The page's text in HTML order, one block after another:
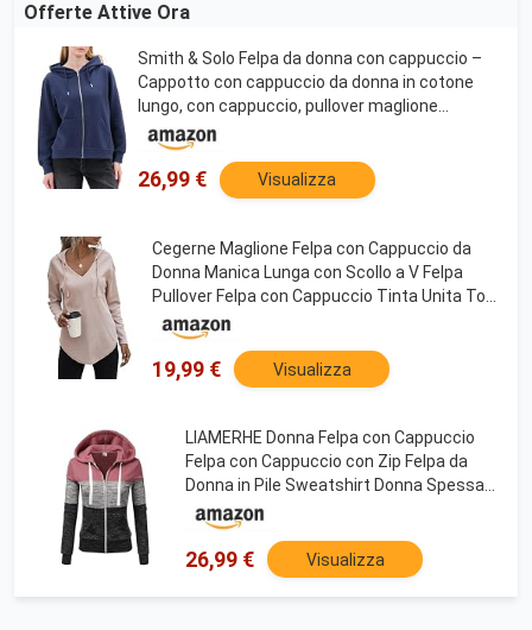
Offerte Attive Ora
Smith & Solo Felpa da donna con cappuccio –
Cappotto con cappuccio da donna in cotone
lungo, con cappuccio, pullover maglione
girocollo, slim fit, per tempo libero, sport,
maglietta a maniche lunghe
26,99 € Visualizza
Cegerne Maglione Felpa con Cappuccio da
Donna Manica Lunga con Scollo a V Felpa
Pullover Felpa con Cappuccio Tinta Unita Top
con Coulisse, Albicocca, S
19,99 € Visualizza
LIAMERHE Donna Felpa con Cappuccio
Felpa con Cappuccio con Zip Felpa da
Donna in Pile Sweatshirt Donna Spessa
Lunga Classica Hoodie Maglia Manica
Rosa L
26,99 € Visualizza